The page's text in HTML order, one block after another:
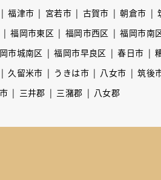
福津市 宮若市 古賀市 朝倉市
福岡市東区 福岡市西区 福岡市南
市城南区 福岡市早良区 春日市
久留米市 うきは市 八女市 筑後
三井郡 三潴郡 八女郡